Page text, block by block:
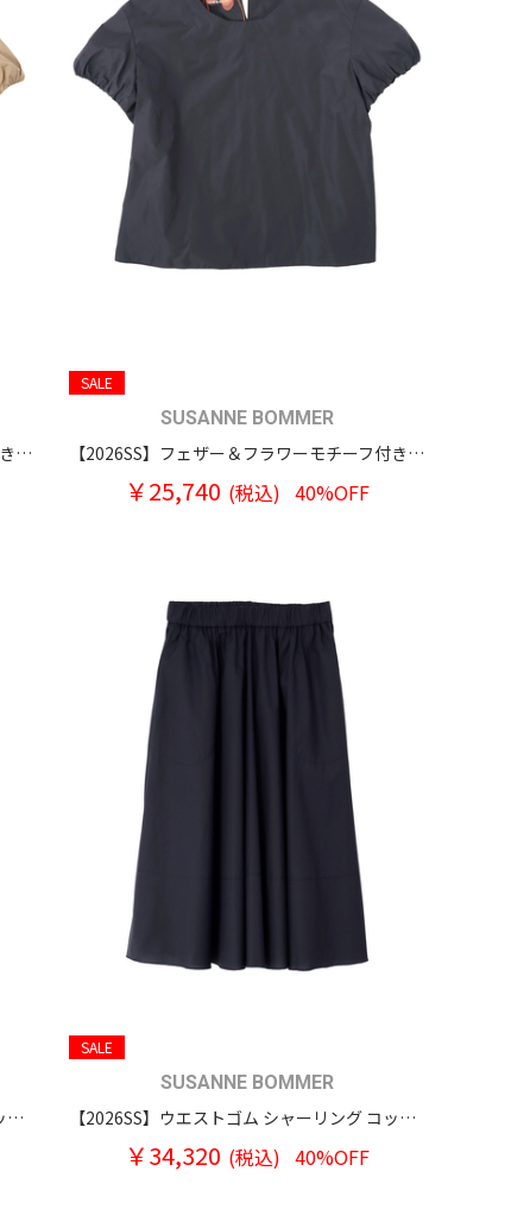
【2026SS】フェザー＆フラワーモチーフ付き パフスリーブ プルオーバーブラウス
SALE
SUSANNE BOMMER
【2026SS】フェザー＆フラワーモチーフ付き パフスリーブ プルオーバーブラウス
￥25,740 (税込) 40%OFF
【2026SS】ウエストゴム シャーリング コットンスウィングスカート
SALE
SUSANNE BOMMER
【2026SS】ウエストゴム シャーリング コットンスウィングスカート
￥34,320 (税込) 40%OFF